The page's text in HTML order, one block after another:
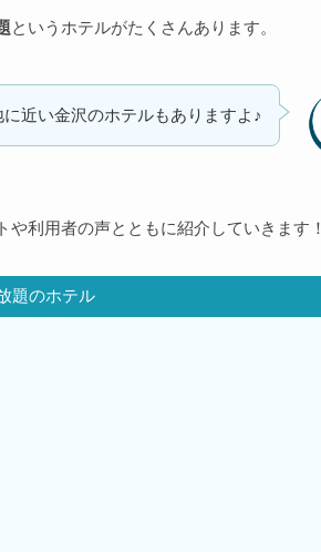
というホテルがたくさんあります。
近い金沢のホテルもありますよ♪
利用者の声とともに紹介していきます！
題のホテル